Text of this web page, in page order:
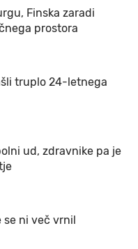
Finska zaradi
prostora
truplo 24-letnega
ud, zdravnike pa je
ni več vrnil